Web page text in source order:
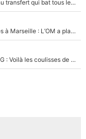
140M€ pour Yan Diomandé : Le PSG a dit non au transfert qui bat tous les records sur le mercato
La crise financière continue de faire des ravages à Marseille : L’OM a placé 12 joueurs sur le marché des transferts… et ça pourrait lui rapporter près de 100M€ !
Maghnes Akliouche raconte sa signature au PSG : Voilà les coulisses de son transfert de rêve à 50M€